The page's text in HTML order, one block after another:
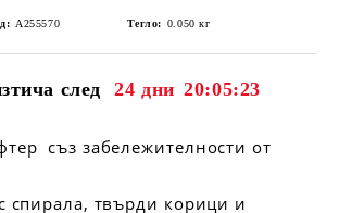
A255570 Тегло: 0.050 кг
след 24 дни 20:05:23
съз забележителности от
спирала, твърди корици и